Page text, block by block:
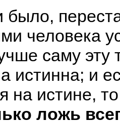
было,
человека
саму эту
истинна; и
на истине,
ложь